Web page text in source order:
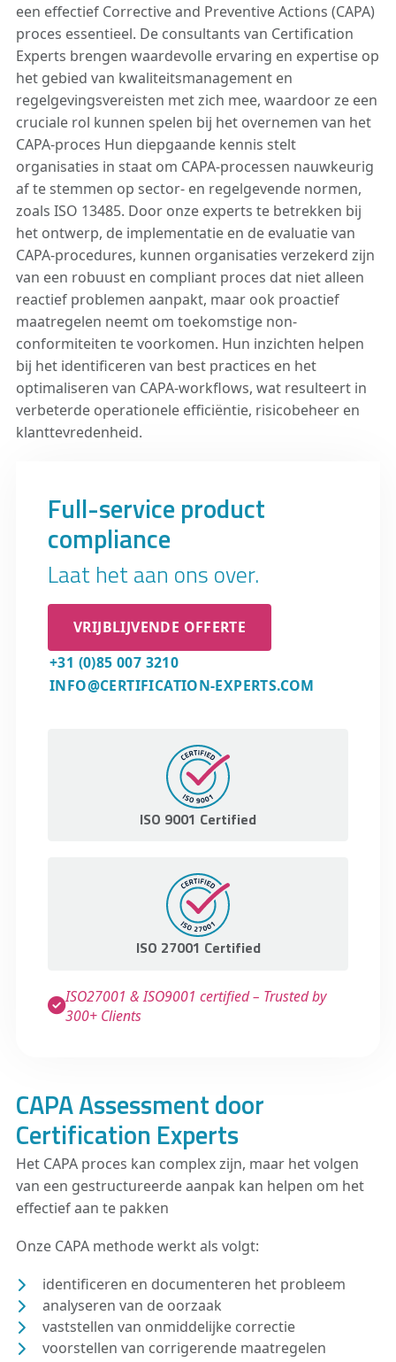
een effectief Corrective and Preventive Actions (CAPA)
proces essentieel. De consultants van Certification
Experts brengen waardevolle ervaring en expertise op
het gebied van kwaliteitsmanagement en
regelgevingsvereisten met zich mee, waardoor ze een
cruciale rol kunnen spelen bij het overnemen van het
CAPA-proces Hun diepgaande kennis stelt
organisaties in staat om CAPA-processen nauwkeurig
af te stemmen op sector- en regelgevende normen,
zoals ISO 13485. Door onze experts te betrekken bij
het ontwerp, de implementatie en de evaluatie van
CAPA-procedures, kunnen organisaties verzekerd zijn
van een robuust en compliant proces dat niet alleen
reactief problemen aanpakt, maar ook proactief
maatregelen neemt om toekomstige non-
conformiteiten te voorkomen. Hun inzichten helpen
bij het identificeren van best practices en het
optimaliseren van CAPA-workflows, wat resulteert in
verbeterde operationele efficiëntie, risicobeheer en
klanttevredenheid.
Full-service product
compliance
Laat het aan ons over.
VRIJBLIJVENDE OFFERTE
+31 (0)85 007 3210
INFO@CERTIFICATION-EXPERTS.COM
ISO 9001 Certified
ISO 27001 Certified
ISO27001 & ISO9001 certified – Trusted by
300+ Clients
CAPA Assessment door
Certification Experts
Het CAPA proces kan complex zijn, maar het volgen
van een gestructureerde aanpak kan helpen om het
effectief aan te pakken
Onze CAPA methode werkt als volgt:
identificeren en documenteren het probleem
analyseren van de oorzaak
vaststellen van onmiddelijke correctie
voorstellen van corrigerende maatregelen